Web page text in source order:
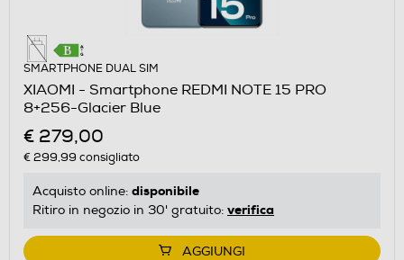
SMARTPHONE DUAL SIM
XIAOMI - Smartphone REDMI NOTE 15 PRO
8+256-Glacier Blue
€ 279,00
€ 299,99 consigliato
Acquisto online: disponibile
Ritiro in negozio in 30' gratuito: verifica
AGGIUNGI